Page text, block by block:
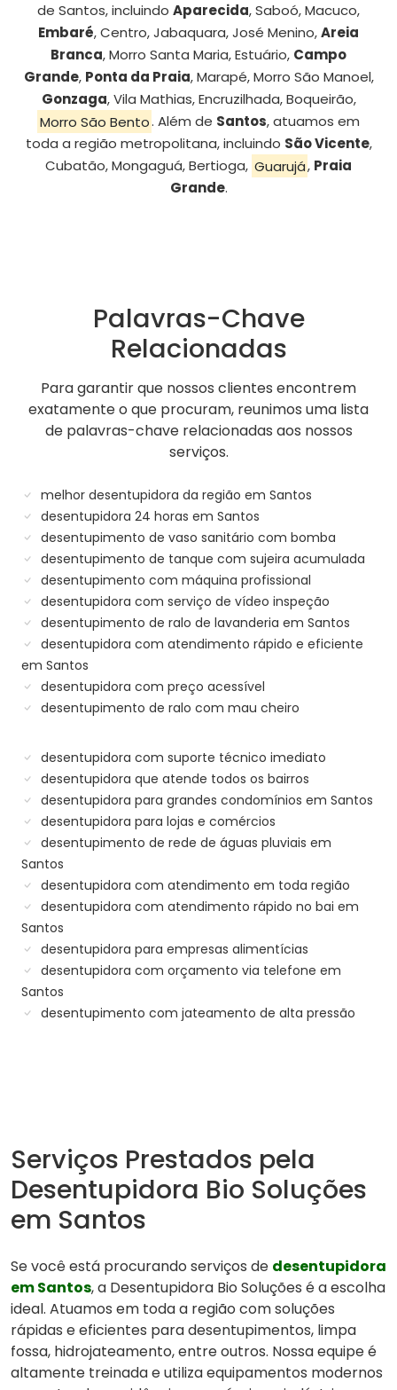
de Santos, incluindo Aparecida, Saboó, Macuco,
Embaré, Centro, Jabaquara, José Menino,Areia
Branca, Morro Santa Maria, Estuário, Campo
Grande, Ponta da Praia, Marapé, Morro São Manoel,
Gonzaga, Vila Mathias, Encruzilhada, Boqueirão,
Morro São Bento. Além de Santos, atuamos em
toda a região metropolitana, incluindo São Vicente,
Cubatão, Mongaguá, Bertioga, Guarujá, Praia
Grande.
Palavras-Chave
Relacionadas
Para garantir que nossos clientes encontrem
exatamente o que procuram, reunimos uma lista
de palavras-chave relacionadas aos nossos
serviços.
melhor desentupidora da região em Santos
desentupidora 24 horas em Santos
desentupimento de vaso sanitário com bomba
desentupimento de tanque com sujeira acumulada
desentupimento com máquina profissional
desentupidora com serviço de vídeo inspeção
desentupimento de ralo de lavanderia em Santos
desentupidora com atendimento rápido e eficiente
em Santos
desentupidora com preço acessível
desentupimento de ralo com mau cheiro
desentupidora com suporte técnico imediato
desentupidora que atende todos os bairros
desentupidora para grandes condomínios em Santos
desentupidora para lojas e comércios
desentupimento de rede de águas pluviais em
Santos
desentupidora com atendimento em toda região
desentupidora com atendimento rápido no bai em
Santos
desentupidora para empresas alimentícias
desentupidora com orçamento via telefone em
Santos
desentupimento com jateamento de alta pressão
Serviços Prestados pela
Desentupidora Bio Soluções
em Santos
Se você está procurando serviços de desentupidora
em Santos, a Desentupidora Bio Soluções é a escolha
ideal. Atuamos em toda a região com soluções
rápidas e eficientes para desentupimentos, limpa
fossa, hidrojateamento, entre outros. Nossa equipe é
altamente treinada e utiliza equipamentos modernos